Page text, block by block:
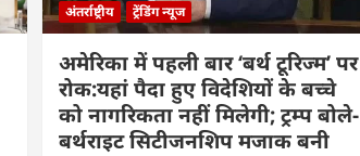
अंतर्राष्ट्रीय ट्रेंडिंग न्यूज
अमेरिका में पहली बार ‘बर्थ टूरिज्म’ पर
रोक:यहां पैदा हुए विदेशियों के बच्चे
को नागरिकता नहीं मिलेगी; ट्रम्प बोले-
बर्थराइट सिटीजनशिप मजाक बनी